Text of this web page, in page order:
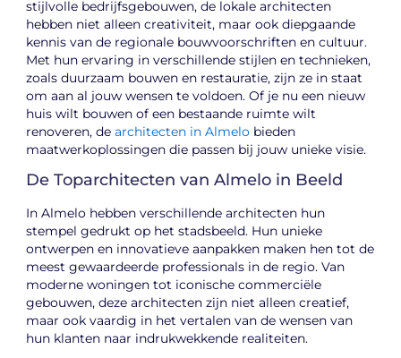
stijlvolle bedrijfsgebouwen, de lokale architecten
hebben niet alleen creativiteit, maar ook diepgaande
kennis van de regionale bouwvoorschriften en cultuur.
Met hun ervaring in verschillende stijlen en technieken,
zoals duurzaam bouwen en restauratie, zijn ze in staat
om aan al jouw wensen te voldoen. Of je nu een nieuw
huis wilt bouwen of een bestaande ruimte wilt
renoveren, dearchitecten in Almelo bieden
maatwerkoplossingen die passen bij jouw unieke visie.
De Toparchitecten van Almelo in Beeld
In Almelo hebben verschillende architecten hun
stempel gedrukt op het stadsbeeld. Hun unieke
ontwerpen en innovatieve aanpakken maken hen tot de
meest gewaardeerde professionals in de regio. Van
moderne woningen tot iconische commerciële
gebouwen, deze architecten zijn niet alleen creatief,
maar ook vaardig in het vertalen van de wensen van
hun klanten naar indrukwekkende realiteiten.